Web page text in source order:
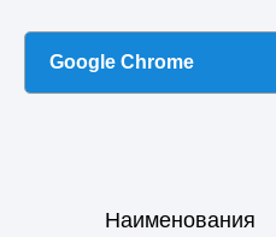
Наименования